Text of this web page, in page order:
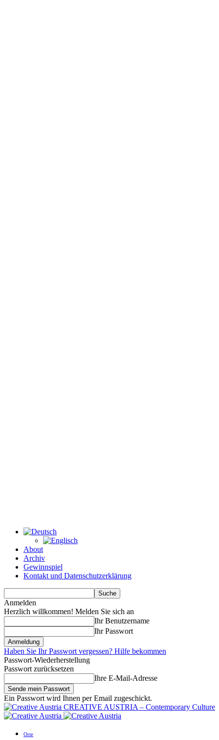
About
Archiv
Gewinnspiel
Kontakt und Datenschutzerklärung
Anmelden
Herzlich willkommen! Melden Sie sich an
Ihr Benutzername
Ihr Passwort
Haben Sie Ihr Passwort vergessen? Hilfe bekommen
Passwort-Wiederherstellung
Passwort zurücksetzen
Ihre E-Mail-Adresse
Ein Passwort wird Ihnen per Email zugeschickt.
CREATIVE AUSTRIA – Contemporary Culture
Orte